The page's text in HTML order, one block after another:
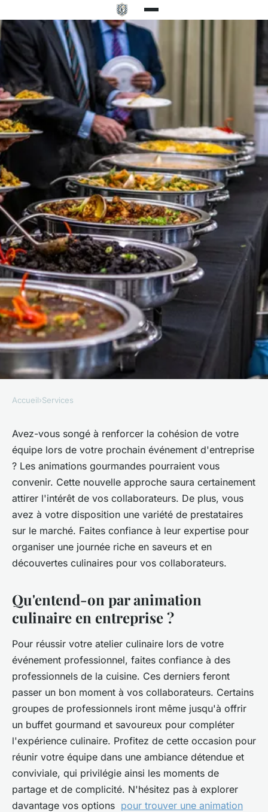
Les animations culinaires les
plus exceptionnelles pour vos
événements professionnels
Anaïs• 6 mai 2025• 3 min de lecture
Accueil›Services
Avez-vous songé à renforcer la cohésion de votre
équipe lors de votre prochain événement d'entreprise
? Les animations gourmandes pourraient vous
convenir. Cette nouvelle approche saura certainement
attirer l'intérêt de vos collaborateurs. De plus, vous
avez à votre disposition une variété de prestataires
sur le marché. Faites confiance à leur expertise pour
organiser une journée riche en saveurs et en
découvertes culinaires pour vos collaborateurs.
Qu'entend-on par animation
culinaire en entreprise ?
Pour réussir votre atelier culinaire lors de votre
événement professionnel, faites confiance à des
professionnels de la cuisine. Ces derniers feront
passer un bon moment à vos collaborateurs. Certains
groupes de professionnels iront même jusqu'à offrir
un buffet gourmand et savoureux pour compléter
l'expérience culinaire. Profitez de cette occasion pour
réunir votre équipe dans une ambiance détendue et
conviviale, qui privilégie ainsi les moments de
partage et de complicité. N'hésitez pas à explorer
davantage vos options pour trouver une animation